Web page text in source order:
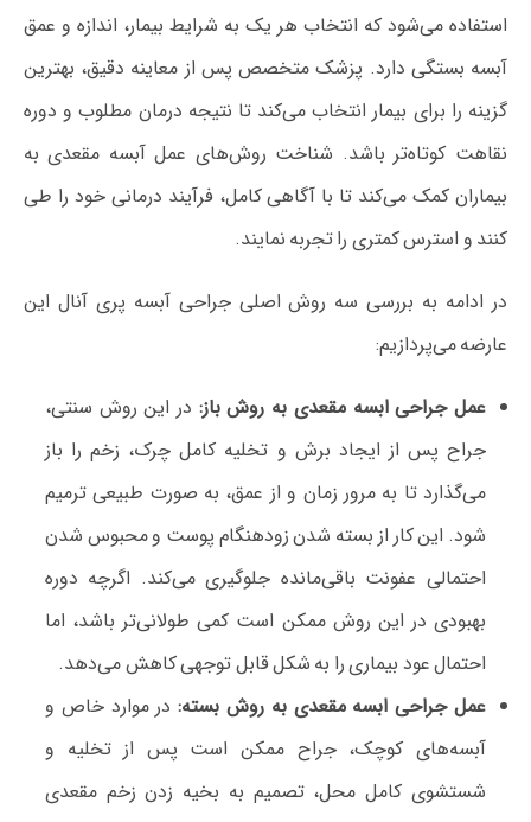
استفاده می‌شود که انتخاب هر یک به شرایط بیمار، اندازه و عمق
آبسه بستگی دارد. پزشک متخصص پس از معاینه دقیق، بهترین
گزینه را برای بیمار انتخاب می‌کند تا نتیجه درمان مطلوب و دوره
نقاهت کوتاه‌تر باشد. شناخت روش‌های عمل آبسه مقعدی به
بیماران کمک می‌کند تا با آگاهی کامل، فرآیند درمانی خود را طی
کنند و استرس کمتری را تجربه نمایند.
در ادامه به بررسی سه روش اصلی جراحی آبسه پری آنال این
عارضه می‌پردازیم:
عمل جراحی ابسه مقعدی به روش باز: در این روش سنتی،
جراح پس از ایجاد برش و تخلیه کامل چرک، زخم را باز
می‌گذارد تا به مرور زمان و از عمق، به صورت طبیعی ترمیم
شود. این کار از بسته شدن زودهنگام پوست و محبوس شدن
احتمالی عفونت باقی‌مانده جلوگیری می‌کند. اگرچه دوره
بهبودی در این روش ممکن است کمی طولانی‌تر باشد، اما
احتمال عود بیماری را به شکل قابل توجهی کاهش می‌دهد.
عمل جراحی ابسه مقعدی به روش بسته:در موارد خاص و
آبسه‌های کوچک، جراح ممکن است پس از تخلیه و
شستشوی کامل محل، تصمیم به بخیه زدن زخم مقعدی